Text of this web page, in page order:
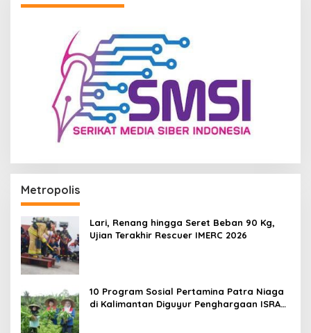
Metropolis
Lari, Renang hingga Seret Beban 90 Kg,
Ujian Terakhir Rescuer IMERC 2026
10 Program Sosial Pertamina Patra Niaga
di Kalimantan Diguyur Penghargaan ISRA